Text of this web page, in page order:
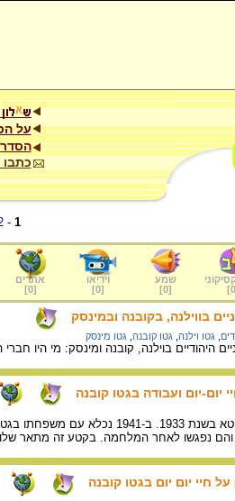
על
כתבו
1
-
0
]
שמע
[
0
]
וידיאו
[
0
]
אתרים
[
0
]
בווילנה, בקובנה ובמינסק
גטו וילנה גטו קובנה גטו מינסק
היהודיים בוילנה, קובנה ומינסק: מי היו
יום-יום ועבודה בגטו קובנה
והם נפגשו לאחר המלחמה. בקטע זה מתאר
חיי יום יום בגטו קובנה